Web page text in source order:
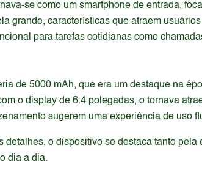
se como um smartphone de entrada,
grande, características que atraem
para tarefas cotidianas como
de 5000 mAh, que era um destaque na
o display de 6.4 polegadas, o tornava
sugerem uma experiência de uso
detalhes, o dispositivo se destaca tanto
dia a dia.